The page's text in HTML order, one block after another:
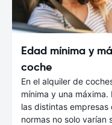
Edad mínima y
coche
En el alquiler de
mínima y una
las distintas empresas
normas no solo varían